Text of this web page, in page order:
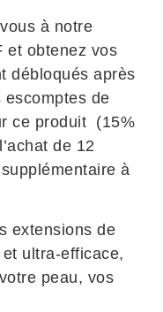
à notre
et obtenez vos
débloqués après
escomptes de
ce produit (15%
de 12
à
extensions de
ultra-efficace,
peau, vos